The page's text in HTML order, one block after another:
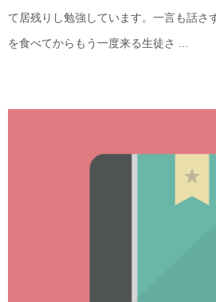
て居残りし勉強しています。一言も話さ
を食べてからもう一度来る生徒さ ...